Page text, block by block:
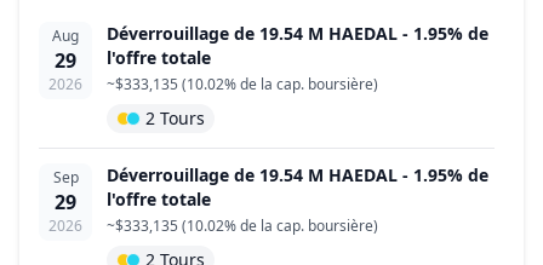
Aug
29
2026
Déverrouillage de 19.54 M HAEDAL - 1.95% de
l'offre totale
~$333,135 (10.02% de la cap. boursière)
2 Tours
Sep
29
2026
Déverrouillage de 19.54 M HAEDAL - 1.95% de
l'offre totale
~$333,135 (10.02% de la cap. boursière)
2 Tours